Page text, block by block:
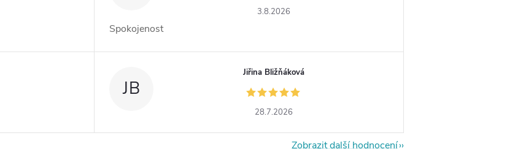
3.8.2026
Spokojenost
JB
Jiřina Bližňáková
28.7.2026
Zobrazit další hodnocení